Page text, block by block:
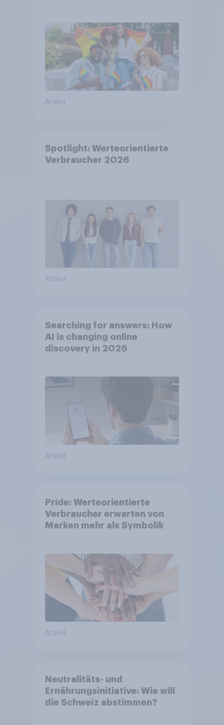
Artikel
Spotlight: Werteorientierte
Verbraucher 2026
Artikel
Searching for answers: How
AI is changing online
discovery in 2026
Artikel
Pride: Werteorientierte
Verbraucher erwarten von
Marken mehr als Symbolik
Artikel
Neutralitäts- und
Ernährungsinitiative: Wie will
die Schweiz abstimmen?